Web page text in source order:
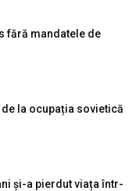
fără mandatele de
la ocupația sovietică
și-a pierdut viața într-